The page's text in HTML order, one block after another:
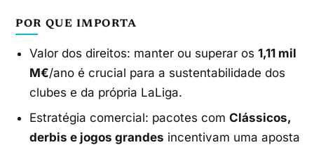
POR QUE IMPORTA
Valor dos direitos: manter ou superar os1,11 mil
M€/ano é crucial para a sustentabilidade dos
clubes e da própria LaLiga.
Estratégia comercial: pacotes comClássicos,
derbis e jogos grandes incentivam uma aposta